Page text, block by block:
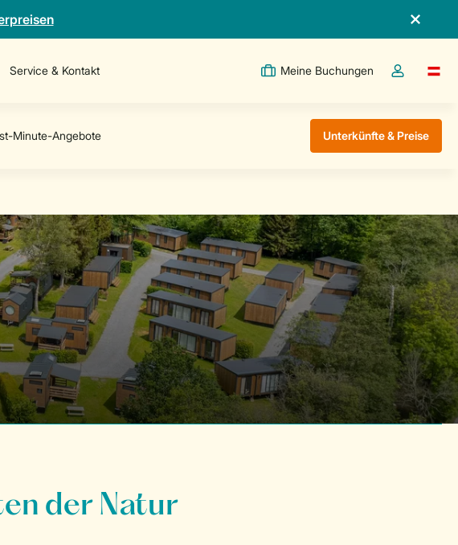
Service & Kontakt Meine Buchungen
Dropdown-
Unterkünfte & Preise
der Natur